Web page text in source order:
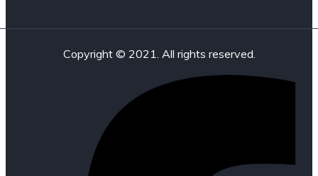
Copyright © 2021. All rights reserved.